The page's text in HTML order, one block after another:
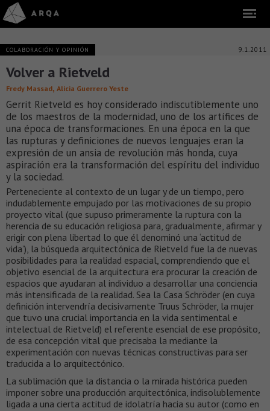
COLABORACIÓN Y OPINIÓN 9.1.2011
Volver a Rietveld
Fredy Massad, Alicia Guerrero Yeste
Gerrit Rietveld es hoy considerado indiscutiblemente uno
de los maestros de la modernidad, uno de los artífices de
una época de transformaciones. En una época en la que
las rupturas y definiciones de nuevos lenguajes eran la
expresión de un ansia de revolución más honda, cuya
aspiración era la transformación del espíritu del individuo
y la sociedad.
Perteneciente al contexto de un lugar y de un tiempo, pero
indudablemente empujado por las motivaciones de su propio
proyecto vital (que supuso primeramente la ruptura con la
herencia de su educación religiosa para, gradualmente, afirmar y
erigir con plena libertad lo que él denominó una ‘actitud de
vida’), la búsqueda arquitectónica de Rietveld fue la de nuevas
posibilidades para la realidad espacial, comprendiendo que el
objetivo esencial de la arquitectura era procurar la creación de
espacios que ayudaran al individuo a desarrollar una conciencia
más intensificada de la realidad. Sea la Casa Schröder (en cuya
definición intervendría decisivamente Truus Schröder, la mujer
que tuvo una crucial importancia en la vida sentimental e
intelectual de Rietveld) el referente esencial de ese propósito,
de esa concepción vital que precisaba la mediante la
experimentación con nuevas técnicas constructivas para ser
traducida a lo arquitectónico.
La sublimación que la distancia o la mirada histórica pueden
imponer sobre una producción arquitectónica, indisolublemente
ligada a una cierta actitud de idolatría hacia su autor (como en